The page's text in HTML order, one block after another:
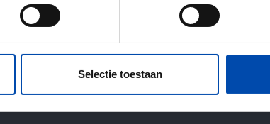
Selectie toestaan